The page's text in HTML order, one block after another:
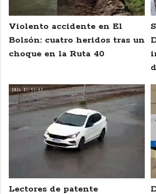
Violento accidente en El
Bolsón: cuatro heridos tras un
choque en la Ruta 40
Lectores de patente